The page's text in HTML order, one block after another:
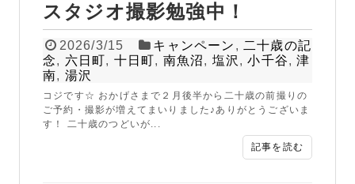
スタジオ撮影勉強中！
2026/3/15 キャンペーン , 二十歳の記
念, 六日町, 十日町, 南魚沼, 塩沢 ,小千谷,津
南, 湯沢
コジです☆ おかげさまで２月後半から二十歳の前撮りの
ご予約・撮影が増えてまいりました♪ありがとうございま
す！ 二十歳のつどいが...
記事を読む